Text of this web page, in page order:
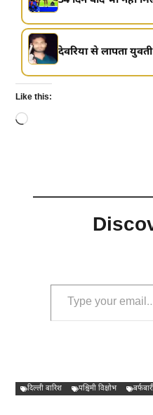
देवरिया से लापता
Like this:
Loading…
Type your email…
दिल्ली बारिश पश्चिमी विक्षोभ